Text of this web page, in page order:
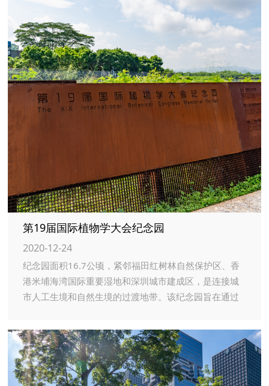
第19届国际植物学大会纪念园
2020-12-24
纪念园面积16.7公顷，紧邻福田红树林自然保护区、香
港米埔海湾国际重要湿地和深圳城市建成区，是连接城
市人工生境和自然生境的过渡地带。该纪念园旨在通过
持续发展理念，打造绿色可持续发展样板。